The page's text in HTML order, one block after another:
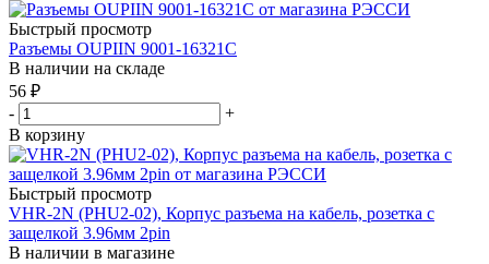
Быстрый просмотр
Разъемы OUPIIN 9001-16321C
В наличии на складе
56 ₽
-
+
В корзину
Быстрый просмотр
VHR-2N (PHU2-02), Корпус разъема на кабель, розетка с
защелкой 3.96мм 2pin
В наличии в магазине